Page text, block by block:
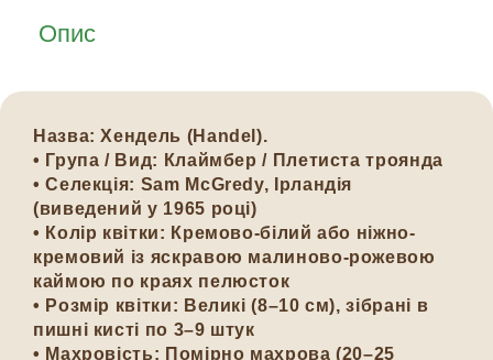
Опис
Назва: Хендель (Handel).
• Група / Вид: Клаймбер / Плетиста троянда
• Селекція: Sam McGredy, Ірландія
(виведений у 1965 році)
• Колір квітки: Кремово-білий або ніжно-
кремовий із яскравою малиново-рожевою
каймою по краях пелюсток
• Розмір квітки: Великі (8–10 см), зібрані в
пишні кисті по 3–9 штук
• Махровість: Помірно махрова (20–25